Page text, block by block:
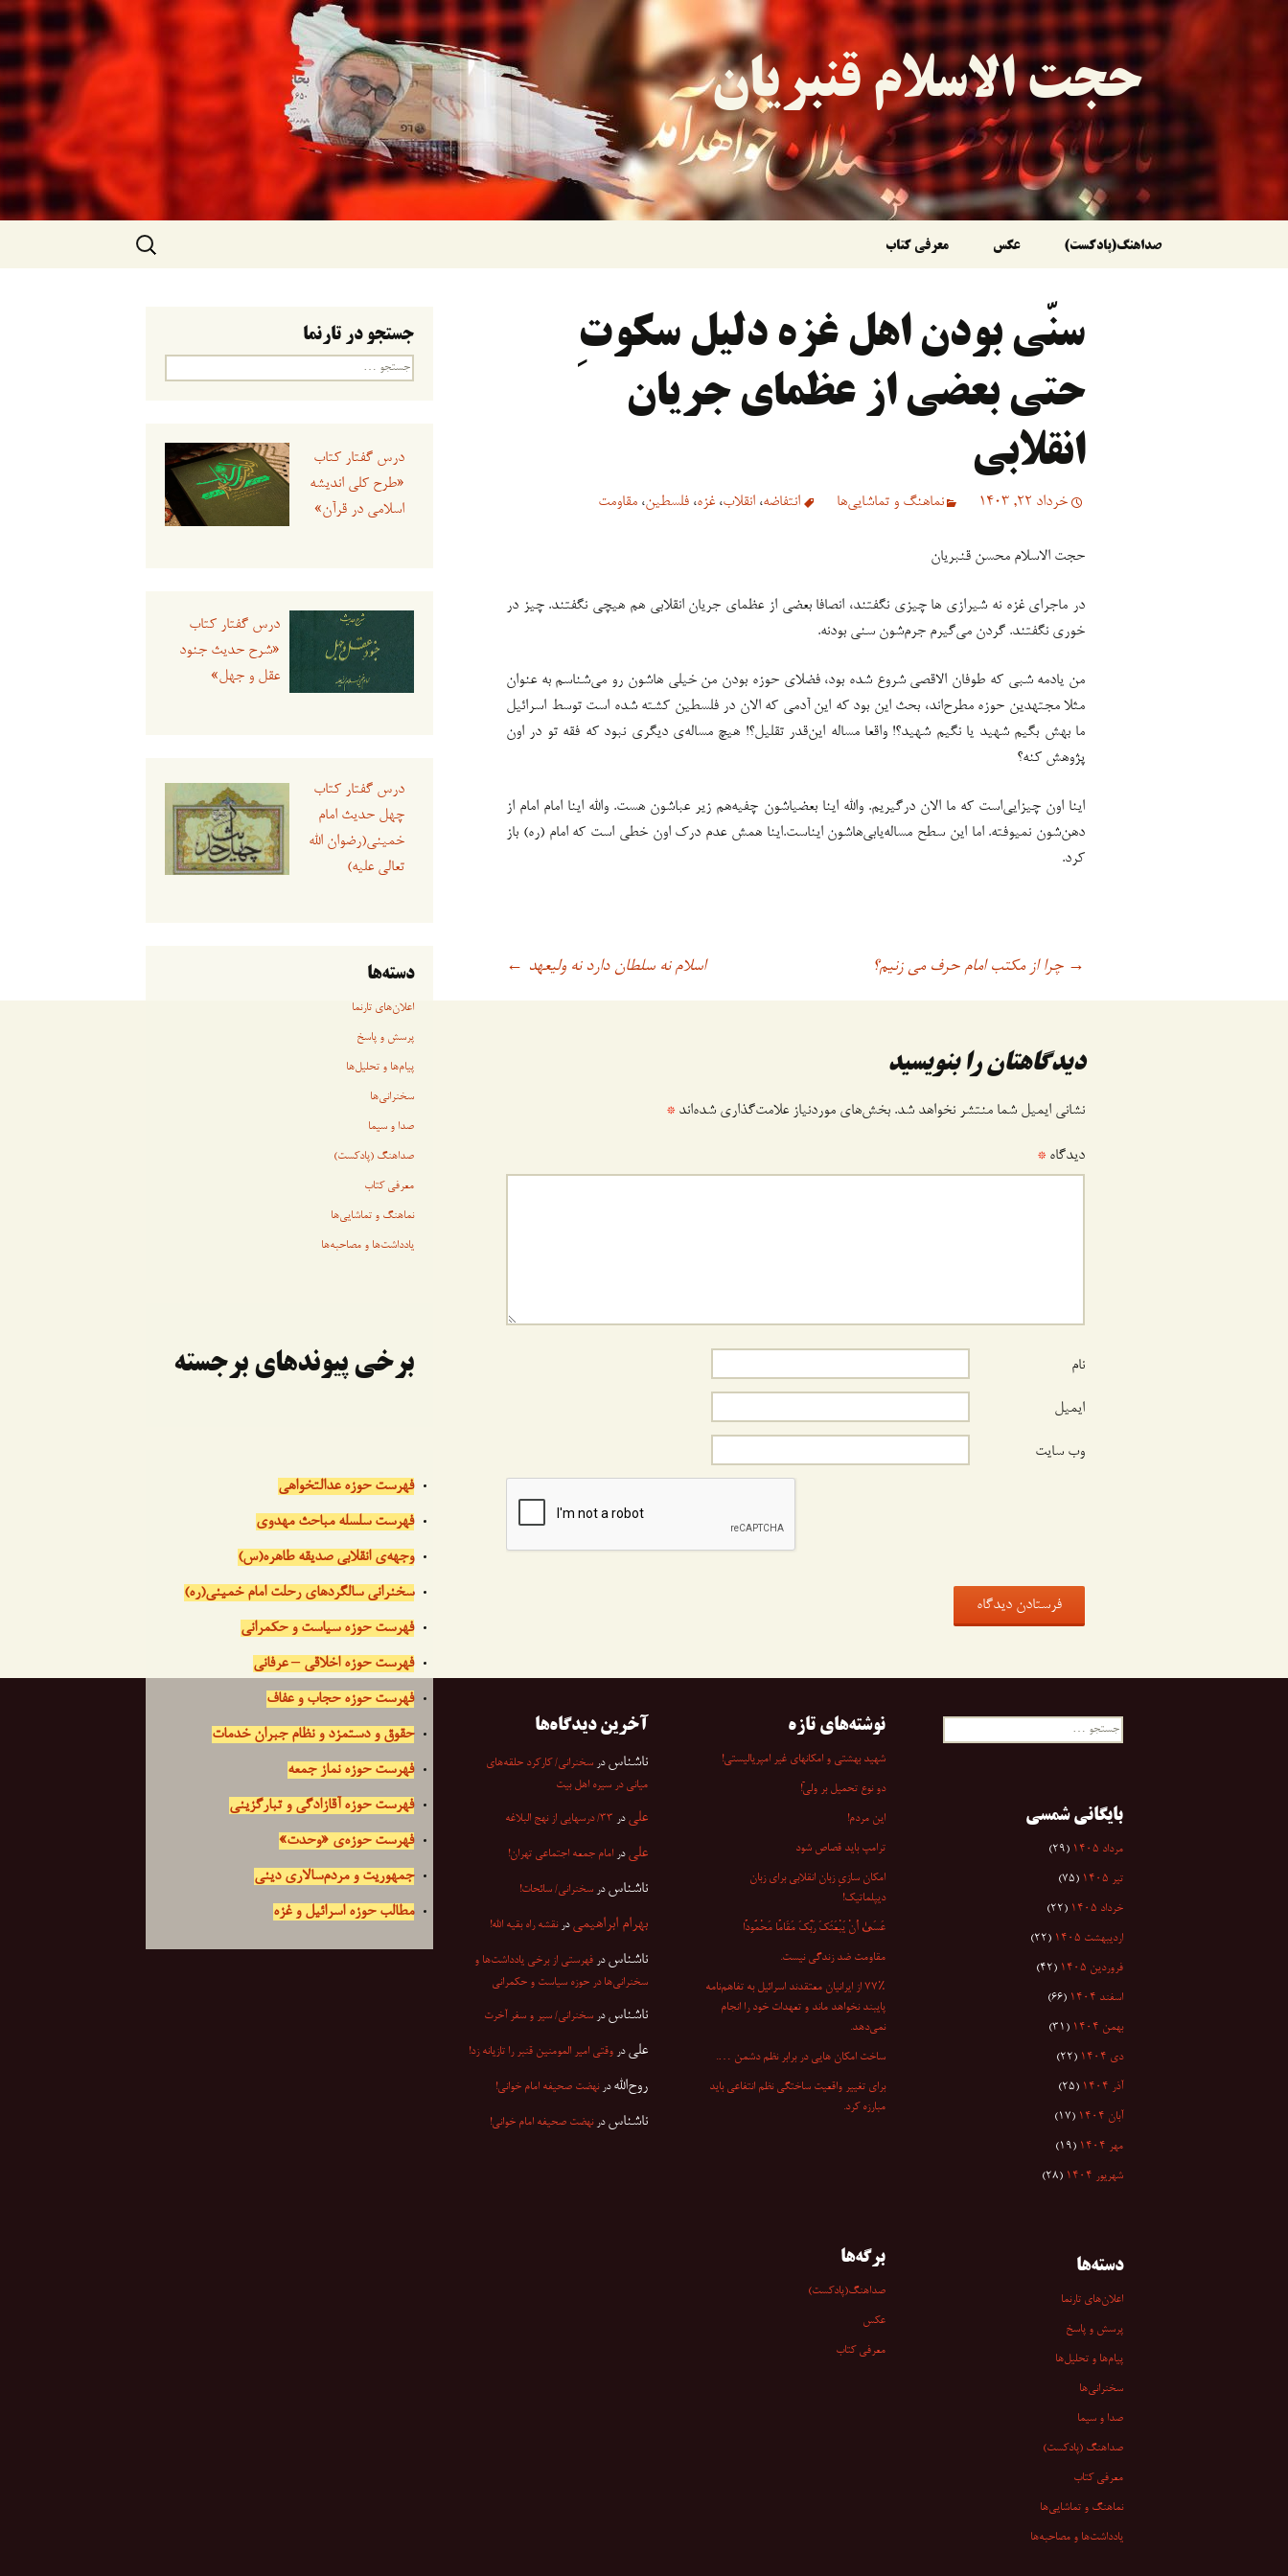
حجت الاسلام قنبریان
رفتن
نوشته‌ها
صداهنگ(پادکست) عکس معرفی کتاب
جستجو
برای:
سنّی بودن اهل غزه دلیل سکوتِ
حتی بعضی از عظمای جریان
انقلابی
خرداد 22, 1403 نماهنگ و تماشایی‌ها انتفاضه، انقلاب، غزه، فلسطین، مقاومت
حجت الاسلام محسن قنبریان
در ماجرای غزه نه شیرازی ها چیزی نگفتند، انصافا بعضی از عظمای جریان انقلابی هم هیچی نگفتند. چیز در
خوری نگفتند. گردن می‌گیرم جرم‌شون سنی بودنه.
من یادمه شبی که طوفان الاقصی شروع شده بود، فضلای حوزه بودن من خیلی هاشون رو می‌شناسم به عنوان
مثلا مجتهدین حوزه مطرح‌اند، بحث این بود که این آدمی که الان در فلسطین کشته شده است توسط اسرائیل
ما بهش بگیم شهید یا نگیم شهید؟! واقعا مساله این‌قدر تقلیل؟! هیچ مساله‌ی دیگری نبود که فقه تو در اون
پژوهش کنه؟
اینا اون چیزایی‌است که ما الان درگیریم. والله اینا بعضیاشون چفیه‌هم زیر عباشون هست. والله اینا امام امام از
دهن‌شون نمیوفته. اما این سطح مساله‌یابی‌هاشون ایناست.اینا همش عدم درک اون خطی ‌است که امام (ره) باز
کرد.
→ چرا از مکتب امام حرف می زنیم؟ اسلام نه سلطان دارد نه ولیعهد ←
دیدگاهتان را بنویسید
نشانی ایمیل شما منتشر نخواهد شد. بخش‌های موردنیاز علامت‌گذاری شده‌اند *
دیدگاه *
نام
ایمیل
وب‌ سایت
جستجو در تارنما
جستجو
درس گفتار کتاب
«طرح کلی اندیشه
اسلامی در قرآن»
درس گفتار کتاب
«شرح حدیث جنود
عقل و جهل»
درس گفتار کتاب
چهل حدیث امام
خمینی(رضوان الله
تعالی علیه)
دسته‌ها
اعلان‌های تارنما
پرسش و پاسخ
پیام‌ها و تحلیل‌ها
سخنرانی‏‏‌ها
صدا و سیما
صداهنگ (پادکست)
معرفی کتاب
نماهنگ و تماشایی‌ها
یادداشت‌ها و مصاحبه‌ها
برخی پیوندهای برجسته
فهرست حوزه عدالتخواهی
فهرست سلسله مباحث مهدوی
وجهه‌ی انقلابی صدیقه طاهره(س)
سخنرانی سالگردهای رحلت امام خمینی(ره)
فهرست حوزه سیاست و حکمرانی
فهرست حوزه اخلاقی – عرفانی
فهرست حوزه حجاب و عفاف
حقوق و دستمزد و نظام جبران خدمات
فهرست حوزه نماز جمعه
فهرست حوزه آقازادگی و تبارگزینی
فهرست حوزه‌ی «وحدت»
جمهوریت و مردم‌سالاری دینی
مطالب حوزه اسرائیل و غزه
جستجو
نوشته‌های تازه
شهید بهشتی و امکانهای غیر امپریالیستی!
دو نوع تحمیل بر ولیّ!
این مردم!
ترامپ باید قصاص شود
امکان سازیِ زبان انقلابی برای زبان
دیپلماتیک!
عَسَىٰ أَنْ یَبْعَثَکَ رَبُّکَ مَقَامًا مَحْمُودًا
مقاومت ضد زندگی نیست.
۷۷٪ از ایرانیان معتقدند اسرائیل به تفاهم‌نامه
پایبند نخواهد ماند و تعهدات خود را انجام
نمی‌دهد.
ساخت امکان هایی در برابر نظم دشمن ….
برای تغییر واقعیت ساختگی نظم انتفاعی باید
مبارزه کرد.
آخرین دیدگاه‌ها
ناشناس در سخنرانی/ کارکرد حلقه‌های
میانی در سیره اهل بیت
علی در ۳۳/ درسهایی از نهج البلاغه
علی در امام جمعه اجتماعی تهران!
ناشناس در سخنرانی/ سائحات!
بهرام ابراهیمی درنقشه راه بقیه الله!
ناشناس در فهرستی از برخی یادداشت‌ها و
سخنرانی‌ها در حوزه سیاست و حکمرانی
ناشناس در سخنرانی/ سیر و سفر آخرت
علی در وقتی امیر المومنین قنبر را تازیانه زد!
روح‌الله درنهضت صحیفه امام خوانی!
ناشناس درنهضت صحیفه امام خوانی!
بایگانی شمسی
مرداد ۱۴۰۵ (۲۹)
تیر ۱۴۰۵ (۷۵)
خرداد ۱۴۰۵ (۲۲)
اردیبهشت ۱۴۰۵ (۲۲)
فروردین ۱۴۰۵ (۴۲)
اسفند ۱۴۰۴ (۶۶)
بهمن ۱۴۰۴ (۳۱)
دی ۱۴۰۴ (۲۲)
آذر ۱۴۰۴ (۲۵)
آبان ۱۴۰۴ (۱۷)
مهر ۱۴۰۴ (۱۹)
شهریور ۱۴۰۴ (۲۸)
برگه‌ها
صداهنگ(پادکست)
عکس
معرفی کتاب
دسته‌ها
اعلان‌های تارنما
پرسش و پاسخ
پیام‌ها و تحلیل‌ها
سخنرانی‏‏‌ها
صدا و سیما
صداهنگ (پادکست)
معرفی کتاب
نماهنگ و تماشایی‌ها
یادداشت‌ها و مصاحبه‌ها